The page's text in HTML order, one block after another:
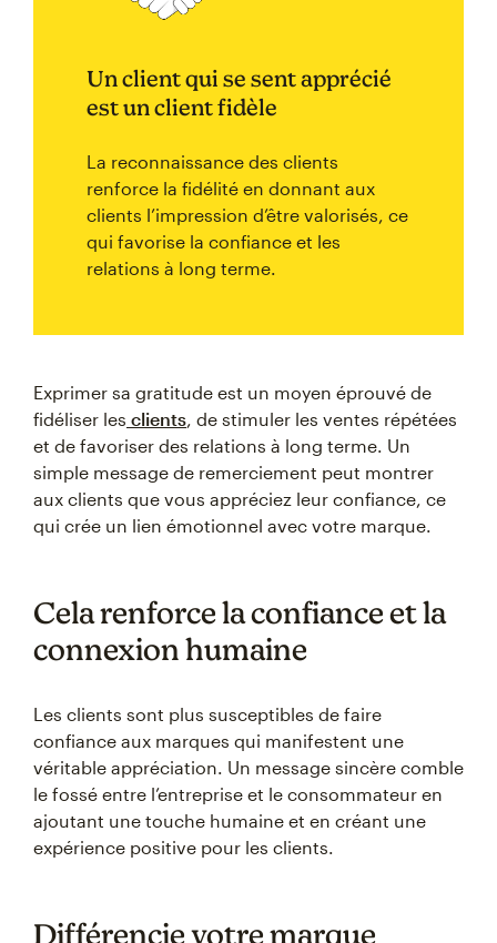
Un client qui se sent apprécié
est un client fidèle
La reconnaissance des clients
renforce la fidélité en donnant aux
clients l’impression d’être valorisés, ce
qui favorise la confiance et les
relations à long terme.
Exprimer sa gratitude est un moyen éprouvé de
fidéliser les clients, de stimuler les ventes répétées
et de favoriser des relations à long terme. Un
simple message de remerciement peut montrer
aux clients que vous appréciez leur confiance, ce
qui crée un lien émotionnel avec votre marque.
Cela renforce la confiance et la
connexion humaine
Les clients sont plus susceptibles de faire
confiance aux marques qui manifestent une
véritable appréciation. Un message sincère comble
le fossé entre l’entreprise et le consommateur en
ajoutant une touche humaine et en créant une
expérience positive pour les clients.
Différencie votre marque